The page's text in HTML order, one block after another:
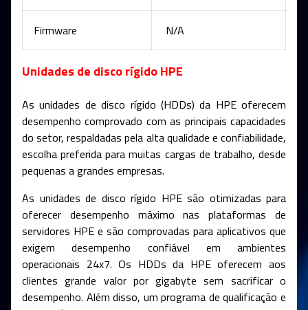
Firmware N/A
Unidades de disco rígido HPE
As unidades de disco rígido (HDDs) da HPE oferecem
desempenho comprovado com as principais capacidades
do setor, respaldadas pela alta qualidade e confiabilidade,
escolha preferida para muitas cargas de trabalho, desde
pequenas a grandes empresas.
As unidades de disco rígido HPE são otimizadas para
oferecer desempenho máximo nas plataformas de
servidores HPE e são comprovadas para aplicativos que
exigem desempenho confiável em ambientes
operacionais 24x7. Os HDDs da HPE oferecem aos
clientes grande valor por gigabyte sem sacrificar o
desempenho. Além disso, um programa de qualificação e